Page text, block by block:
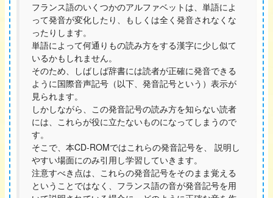
フランス語のいくつかのアルファベットは、単語によ
って発音が変化したり、もしくは全く発音されなくな
ったりします。
単語によって何通りもの読み方をする漢字に少し似て
いるかもしれません。
そのため、しばしば辞書には読者が正確に発音できる
ように国際音声記号（以下、発音記号という）表示が
見られます。
しかしながら、この発音記号の読み方を知らない読者
には、これらが役に立たないものになってしまうので
す。
そこで、本CD-ROMではこれらの発音記号を、 説明し
やすい場面にのみ引用し学習していきます。
注意すべき点は、これらの発音記号をそのまま覚える
ということではなく、フランス語の音が発音記号を用